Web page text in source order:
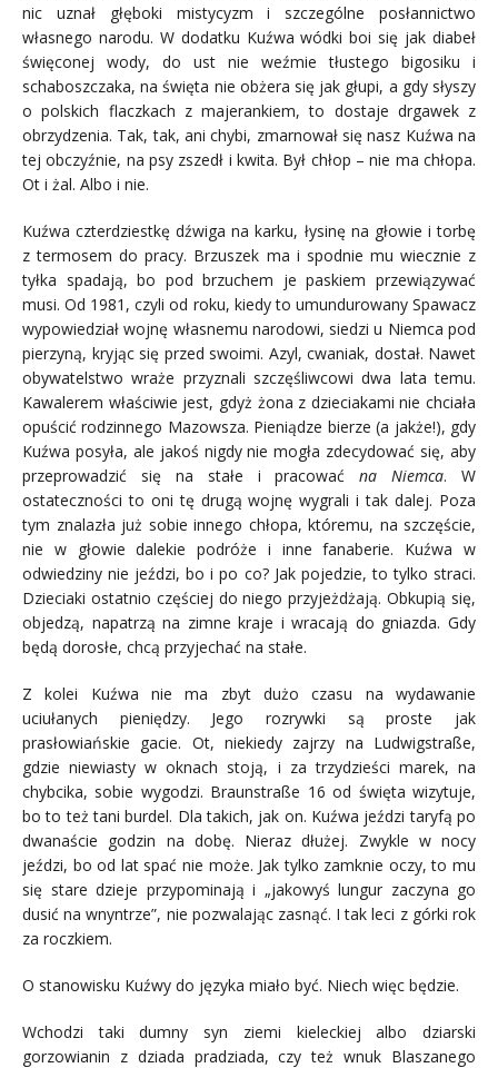
nic uznał głęboki mistycyzm i szczególne posłannictwo
własnego narodu. W dodatku Kuźwa wódki boi się jak diabeł
święconej wody, do ust nie weźmie tłustego bigosiku i
schaboszczaka, na święta nie obżera się jak głupi, a gdy słyszy
o polskich flaczkach z majerankiem, to dostaje drgawek z
obrzydzenia. Tak, tak, ani chybi, zmarnował się nasz Kuźwa na
tej obczyźnie, na psy zszedł i kwita. Był chłop – nie ma chłopa.
Ot i żal. Albo i nie.
Kuźwa czterdziestkę dźwiga na karku, łysinę na głowie i torbę
z termosem do pracy. Brzuszek ma i spodnie mu wiecznie z
tyłka spadają, bo pod brzuchem je paskiem przewiązywać
musi. Od 1981, czyli od roku, kiedy to umundurowany Spawacz
wypowiedział wojnę własnemu narodowi, siedzi u Niemca pod
pierzyną, kryjąc się przed swoimi. Azyl, cwaniak, dostał. Nawet
obywatelstwo wraże przyznali szczęśliwcowi dwa lata temu.
Kawalerem właściwie jest, gdyż żona z dzieciakami nie chciała
opuścić rodzinnego Mazowsza. Pieniądze bierze (a jakże!), gdy
Kuźwa posyła, ale jakoś nigdy nie mogła zdecydować się, aby
przeprowadzić się na stałe i pracowaćna Niemca. W
ostateczności to oni tę drugą wojnę wygrali i tak dalej. Poza
tym znalazła już sobie innego chłopa, któremu, na szczęście,
nie w głowie dalekie podróże i inne fanaberie. Kuźwa w
odwiedziny nie jeździ, bo i po co? Jak pojedzie, to tylko straci.
Dzieciaki ostatnio częściej do niego przyjeżdżają. Obkupią się,
objedzą, napatrzą na zimne kraje i wracają do gniazda. Gdy
będą dorosłe, chcą przyjechać na stałe.
Z kolei Kuźwa nie ma zbyt dużo czasu na wydawanie
uciułanych pieniędzy. Jego rozrywki są proste jak
prasłowiańskie gacie. Ot, niekiedy zajrzy na Ludwigstraße,
gdzie niewiasty w oknach stoją, i za trzydzieści marek, na
chybcika, sobie wygodzi. Braunstraße 16 od święta wizytuje,
bo to też tani burdel. Dla takich, jak on. Kuźwa jeździ taryfą po
dwanaście godzin na dobę. Nieraz dłużej. Zwykle w nocy
jeździ, bo od lat spać nie może. Jak tylko zamknie oczy, to mu
się stare dzieje przypominają i „jakowyś lungur zaczyna go
dusić na wnyntrze”, nie pozwalając zasnąć. I tak leci z górki rok
za roczkiem.
O stanowisku Kuźwy do języka miało być. Niech więc będzie.
Wchodzi taki dumny syn ziemi kieleckiej albo dziarski
gorzowianin z dziada pradziada, czy też wnuk Blaszanego